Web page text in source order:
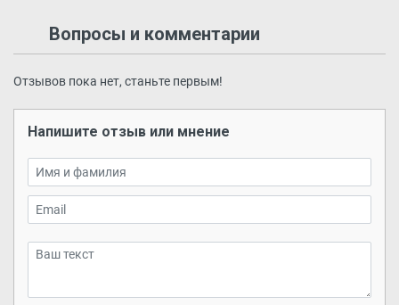
Вопросы и комментарии
Отзывов пока нет, станьте первым!
Напишите отзыв или мнение